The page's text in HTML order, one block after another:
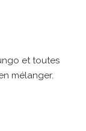
et toutes
mélanger.